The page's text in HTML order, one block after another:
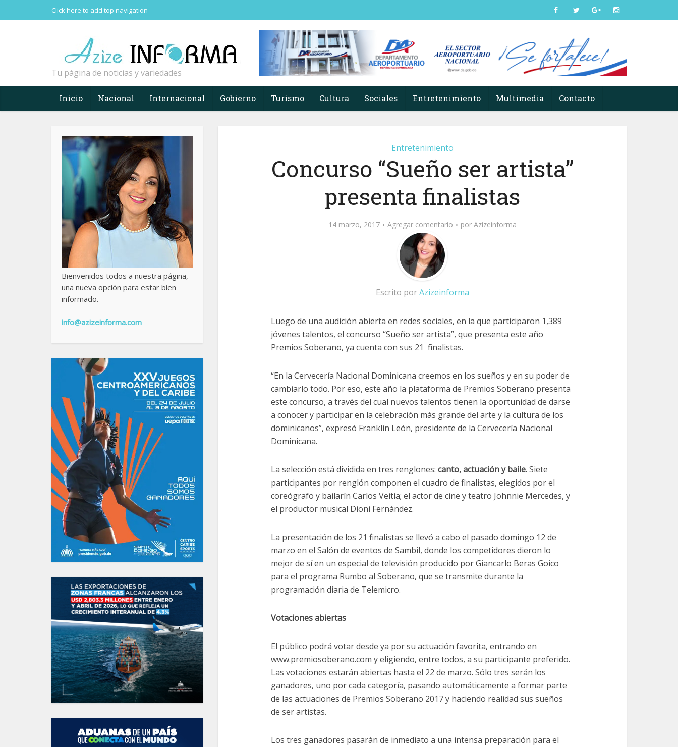
Click here to add top navigation
Tu página de noticias y variedades
Inicio Nacional Internacional Gobierno Turismo Cultura Sociales Entretenimiento Multimedia Contacto
Bienvenidos todos a nuestra página,
una nueva opción para estar bien
informado.
info@azizeinforma.com
Entretenimiento
Concurso “Sueño ser artista”
presenta finalistas
14 marzo, 2017 Agregar comentario por Azizeinforma
Escrito porAzizeinforma
Luego de una audición abierta en redes sociales, en la que participaron 1,389
jóvenes talentos, el concurso “Sueño ser artista”, que presenta este año
Premios Soberano, ya cuenta con sus 21 finalistas.
“En la Cervecería Nacional Dominicana creemos en los sueños y en su poder de
cambiarlo todo. Por eso, este año la plataforma de Premios Soberano presenta
este concurso, a través del cual nuevos talentos tienen la oportunidad de darse
a conocer y participar en la celebración más grande del arte y la cultura de los
dominicanos”, expresó Franklin León, presidente de la Cervecería Nacional
Dominicana.
La selección está dividida en tres renglones: canto, actuación y baile.Siete
participantes por renglón componen el cuadro de finalistas, elegidos por el
coreógrafo y bailarín Carlos Veitía; el actor de cine y teatro Johnnie Mercedes, y
el productor musical Dioni Fernández.
La presentación de los 21 finalistas se llevó a cabo el pasado domingo 12 de
marzo en el Salón de eventos de Sambil, donde los competidores dieron lo
mejor de sí en un especial de televisión producido por Giancarlo Beras Goico
para el programa Rumbo al Soberano, que se transmite durante la
programación diaria de Telemicro.
Votaciones abiertas
El público podrá votar desde ya por su actuación favorita, entrando en
www.premiosoberano.com y eligiendo, entre todos, a su participante preferido.
Las votaciones estarán abiertas hasta el 22 de marzo. Sólo tres serán los
ganadores, uno por cada categoría, pasando automáticamente a formar parte
de las actuaciones de Premios Soberano 2017 y haciendo realidad sus sueños
de ser artistas.
Los tres ganadores pasarán de inmediato a una intensa preparación para el